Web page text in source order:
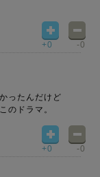
+0 -0
ったんだけど
のドラマ。
+0 -0